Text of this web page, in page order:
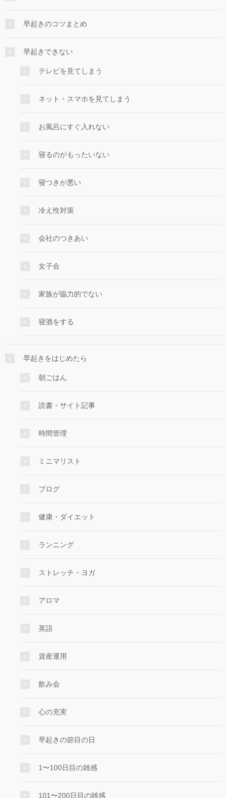
早起きのコツまとめ
早起きできない
テレビを見てしまう
ネット・スマホを見てしまう
お風呂にすぐ入れない
寝るのがもったいない
寝つきが悪い
冷え性対策
会社のつきあい
女子会
家族が協力的でない
寝酒をする
早起きをはじめたら
朝ごはん
読書・サイト記事
時間管理
ミニマリスト
ブログ
健康・ダイエット
ランニング
ストレッチ・ヨガ
アロマ
英語
資産運用
飲み会
心の充実
早起きの節目の日
1〜100日目の雑感
101〜200日目の雑感